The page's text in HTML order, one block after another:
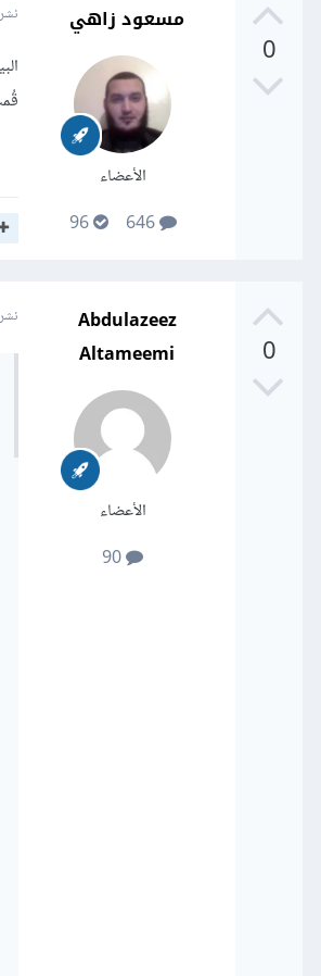
0
مسعود زاهي
الأعضاء
646
96
نشر
0
Abdulazeez
Altameemi
الأعضاء
نشر